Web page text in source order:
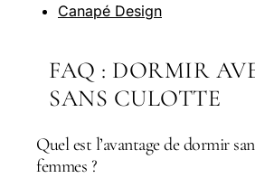
Canapé Design
FAQ : DORMIR
SANS CULOTTE
Quel est l’avantage de dormir
femmes ?